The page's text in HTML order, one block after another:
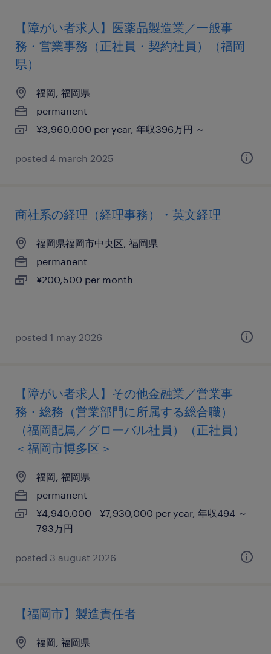
【障がい者求人】医薬品製造業／一般事
務・営業事務（正社員・契約社員）（福岡
県）
福岡, 福岡県
permanent
¥3,960,000 per year, 年収396万円 ～
posted 4 march 2025
商社系の経理（経理事務）・英文経理
福岡県福岡市中央区, 福岡県
permanent
¥200,500 per month
posted 1 may 2026
【障がい者求人】その他金融業／営業事
務・総務（営業部門に所属する総合職）
（福岡配属／グローバル社員）（正社員）
＜福岡市博多区＞
福岡, 福岡県
permanent
¥4,940,000 - ¥7,930,000 per year, 年収494 ～
793万円
posted 3 august 2026
【福岡市】製造責任者
福岡, 福岡県